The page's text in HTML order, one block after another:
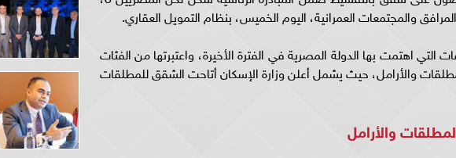
والمجتمعات العمرانية، اليوم الخميس، بنظام التمويل العقاري.
اهتمت بها الدولة المصرية في الفترة الأخيرة، واعتبرتها من الفئات
والأرامل، حيث يشمل أعلن وزارة الإسكان أتاحت الشقق للمطلقات
والأرامل